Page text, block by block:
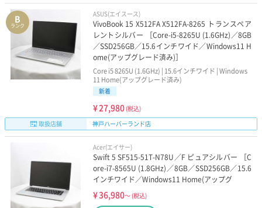
第12世代Core-i7搭載 第13世代Core-i7搭載
第10世代Core-i3搭載 第11世代Core-i3搭載
第12世代Core-i3搭載 第13世代Core-i3搭載
条件・機能で選ぶ
MicrosoftOffice付属 格安パソコン(保証付き)
Win11＆15インチ
Win11＆Core-i7 Win11＆Core-i3
Win11＆Ryzen
B
ランク
ASUS(エイスース)
VivoBook 15 X512FA X512FA-8265 トランスペア
レントシルバー ［Core-i5-8265U (1.6GHz)／8GB
／SSD256GB／15.6インチワイド／Windows11 H
ome(アップグレード済み)］
Core i5 8265U (1.6GHz) | 15.6インチワイド | Windows
11 Home(アップグレード済み)
新着
¥27,980 (税込)
取扱店舗
神戸ハーバーランド店
Acer(エイサー)
Swift 5 SF515-51T-N78U／F ピュアシルバー ［C
ore-i7-8565U (1.8GHz)／8GB／SSD256GB／15.6
インチワイド／Windows11 Home(アップグ
¥36,980～ (税込)